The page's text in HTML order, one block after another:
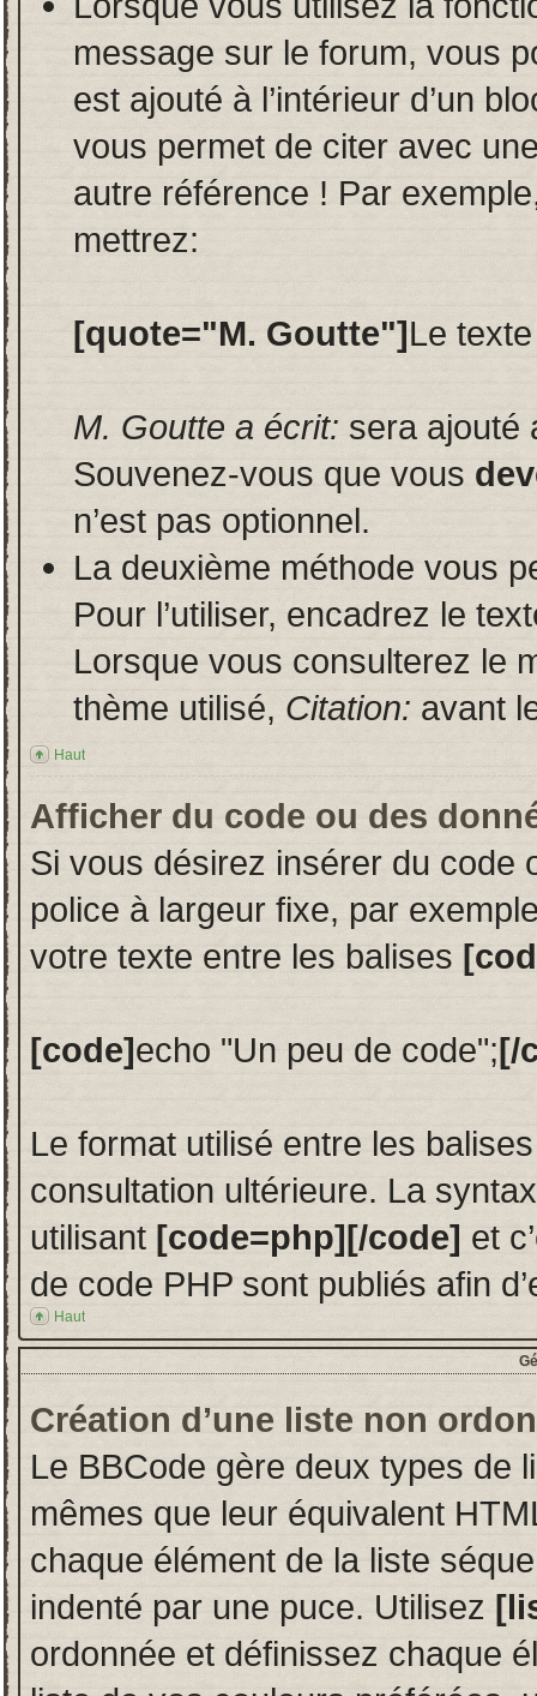
message sur le forum, vous
est ajouté à l’intérieur d’un
vous permet de citer avec
autre référence ! Par
mettrez:
[quote="M. Goutte"]Le
M. Goutte a écrit: sera ajouté
Souvenez-vous que vous
n’est pas optionnel.
La deuxième méthode vous
Pour l’utiliser, encadrez le
Lorsque vous consulterez le
thème utilisé, Citation: avant
Haut
Afficher du code ou des
Si vous désirez insérer du code
police à largeur fixe, par
votre texte entre les balises
[code]echo "Un peu de code";[/
Le format utilisé entre les
consultation ultérieure. La
utilisant [code=php][/code] et
de code PHP sont publiés afin
Haut
Création d’une liste non
Le BBCode gère deux types de
mêmes que leur équivalent
chaque élément de la liste
indenté par une puce. Utilisez
ordonnée et définissez chaque